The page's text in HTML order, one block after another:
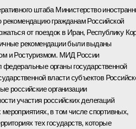
штаба Министерство
рекомендацию гражданам Российской
от поездок в Иран, Республику
рекомендации были выданы
и Ростуризмом. МИД России
органы государственной
власти субъектов
российские организации
участия российских делегаций
в том числе спортивных,
тех государств, которые